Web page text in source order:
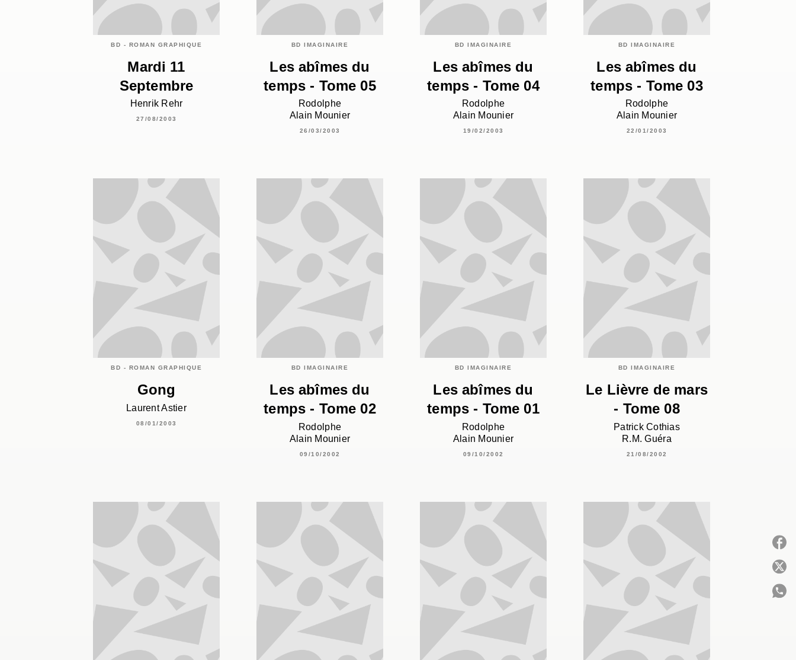
BD - ROMAN GRAPHIQUE
Mardi 11
Septembre
Henrik Rehr
27/08/2003
BD IMAGINAIRE
Les abîmes du
temps - Tome 05
Rodolphe
Alain Mounier
26/03/2003
BD IMAGINAIRE
Les abîmes du
temps - Tome 04
Rodolphe
Alain Mounier
19/02/2003
BD IMAGINAIRE
Les abîmes du
temps - Tome 03
Rodolphe
Alain Mounier
22/01/2003
BD - ROMAN GRAPHIQUE
Gong
Laurent Astier
08/01/2003
BD IMAGINAIRE
Les abîmes du
temps - Tome 02
Rodolphe
Alain Mounier
09/10/2002
BD IMAGINAIRE
Les abîmes du
temps - Tome 01
Rodolphe
Alain Mounier
09/10/2002
BD IMAGINAIRE
Le Lièvre de mars
- Tome 08
Patrick Cothias
R.M. Guéra
21/08/2002